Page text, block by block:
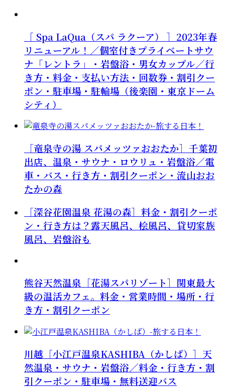
［ Spa LaQua（スパ ラクーア） ］2023年春
リニューアル！／個室付きプライベートサウ
ナ「レントラ」・岩盤浴・男女カップル／行
き方・料金・支払い方法・回数券・割引クー
ポン・駐車場・駐輪場（後楽園・東京ドーム
シティ）
［竜泉寺の湯 スパメッツァおおたか］千葉初
出店、温泉・サウナ・ロウリュ・岩盤浴／電
車・バス・行き方・割引クーポン・流山おお
たかの森
［深谷花園温泉 花湯の森］料金・割引クーポ
ン・行き方は？露天風呂、桧風呂、貸切家族
風呂、岩盤浴も
熊谷天然温泉［花湯スパリゾート］関東最大
級の温活カフェ。料金・営業時間・場所・行
き方・割引クーポン
川越［小江戸温泉KASHIBA（かしば）］天
然温泉・サウナ・岩盤浴／料金・行き方・割
引クーポン・駐車場・無料送迎バス